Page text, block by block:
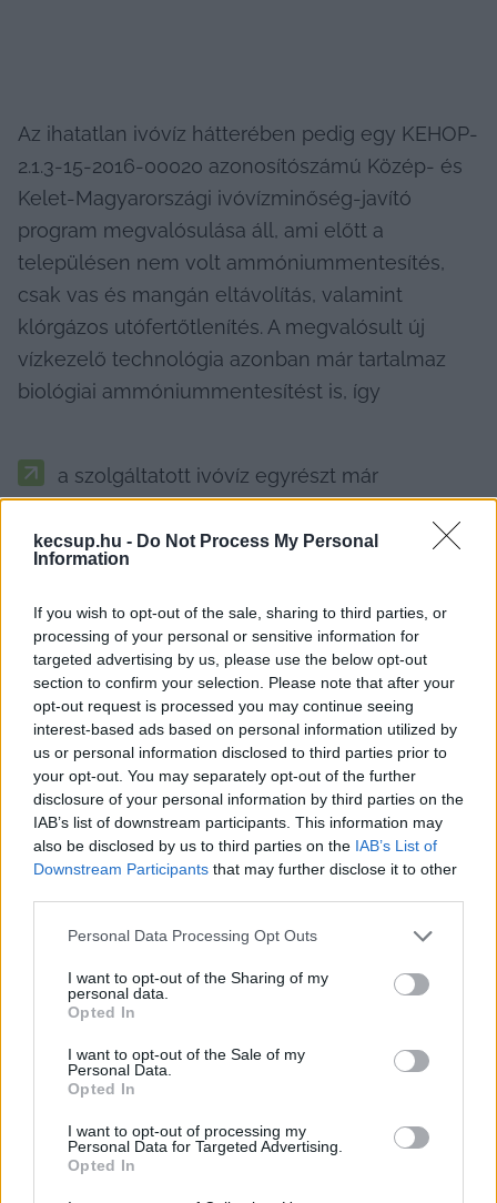
kecsup.hu - Do Not Process My Personal
Information
If you wish to opt-out of the sale, sharing to third parties, or
processing of your personal or sensitive information for
targeted advertising by us, please use the below opt-out
section to confirm your selection. Please note that after your
opt-out request is processed you may continue seeing
interest-based ads based on personal information utilized by
us or personal information disclosed to third parties prior to
your opt-out. You may separately opt-out of the further
disclosure of your personal information by third parties on the
IAB’s list of downstream participants. This information may
also be disclosed by us to third parties on the IAB’s List of
Downstream Participants that may further disclose it to other
Please note that this website/app uses one or more Google
not limited to your visit or usage behaviour. You may click to
grant or deny consent to Google and its third-party tags to
use your data for below specified purposes in below Google
consent section.
Personal Data Processing Opt Outs
I want to opt-out of the Sharing of my
personal data.
Opted In
I want to opt-out of the Sale of my
Personal Data.
Opted In
I want to opt-out of processing my
Personal Data for Targeted Advertising.
Opted In
Az ihatatlan ivóvíz hátterében pedig egy KEHOP-
2.1.3-15-2016-00020 azonosítószámú Közép- és
Kelet-Magyarországi ivóvízminőség-javító
program megvalósulása áll, ami előtt a
településen nem volt ammóniummentesítés,
csak vas és mangán eltávolítás, valamint
klórgázos utófertőtlenítés. A megvalósult új
vízkezelő technológia azonban már tartalmaz
biológiai ammóniummentesítést is, így
a szolgáltatott ivóvíz egyrészt már
mindhárom paraméter tekintetében
megfelel a jogszabályi előírásoknak,
míg az elkészült új tisztítási technológiából
hálózatra bocsátott víz összetétele jelentős
mértékben eltér a korábban szolgáltatott
vízétől, és az ivóvízhálózatban a csőfalon
évek alatt kialakult természetes biofilm
(nagyrészt a nitrogén) tápanyag hiányában
elhal és leválik, amely így megjelenik a
felhasználási helyeken.
kevesebb a panasz